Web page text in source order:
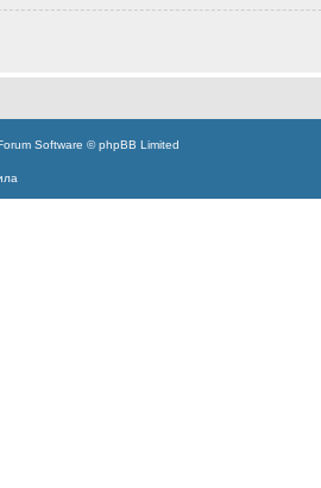
Software © phpBB Limited